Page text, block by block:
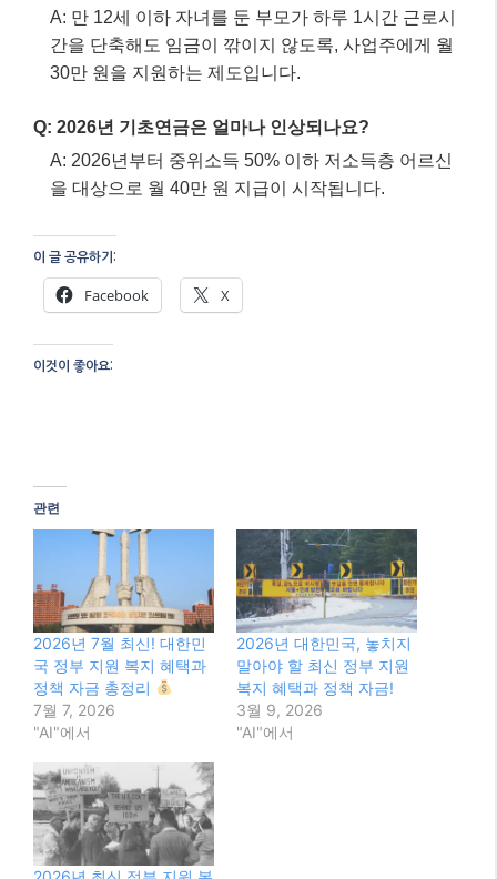
A: 만 12세 이하 자녀를 둔 부모가 하루 1시간 근로시
간을 단축해도 임금이 깎이지 않도록, 사업주에게 월
30만 원을 지원하는 제도입니다.
Q: 2026년 기초연금은 얼마나 인상되나요?
A: 2026년부터 중위소득 50% 이하 저소득층 어르신
을 대상으로 월 40만 원 지급이 시작됩니다.
이 글 공유하기:
Facebook X
이것이 좋아요:
관련
2026년 7월 최신! 대한민
국 정부 지원 복지 혜택과
정책 자금 총정리
7월 7, 2026
"AI"에서
2026년 대한민국, 놓치지
말아야 할 최신 정부 지원
복지 혜택과 정책 자금!
3월 9, 2026
"AI"에서